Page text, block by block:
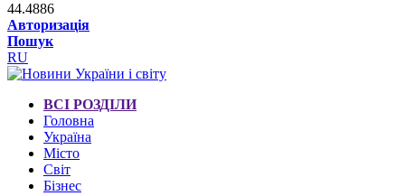
44.4886
Авторизація
Пошук
RU
ВСІ РОЗДІЛИ
Головна
Україна
Місто
Світ
Бізнес